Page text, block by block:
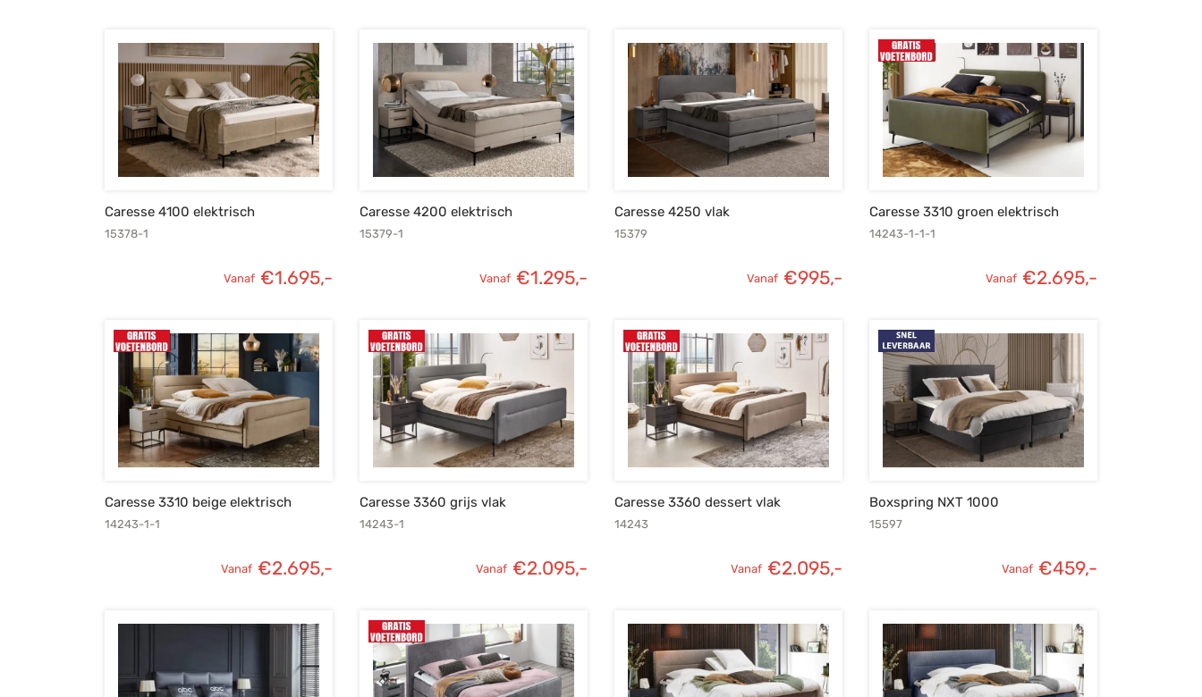
€1.119,-.
€869,-.
Caresse 4100 elektrisch
15378-1
Vanaf €1.695,-
Caresse 4200 elektrisch
15379-1
Vanaf €1.295,-
Caresse 4250 vlak
15379
Vanaf €995,-
Caresse 3310 groen elektrisch
14243-1-1-1
Vanaf €2.695,-
Caresse 3310 beige elektrisch
14243-1-1
Vanaf €2.695,-
Caresse 3360 grijs vlak
14243-1
Vanaf €2.095,-
Caresse 3360 dessert vlak
14243
Vanaf €2.095,-
Boxspring NXT 1000
15597
Vanaf €459,-